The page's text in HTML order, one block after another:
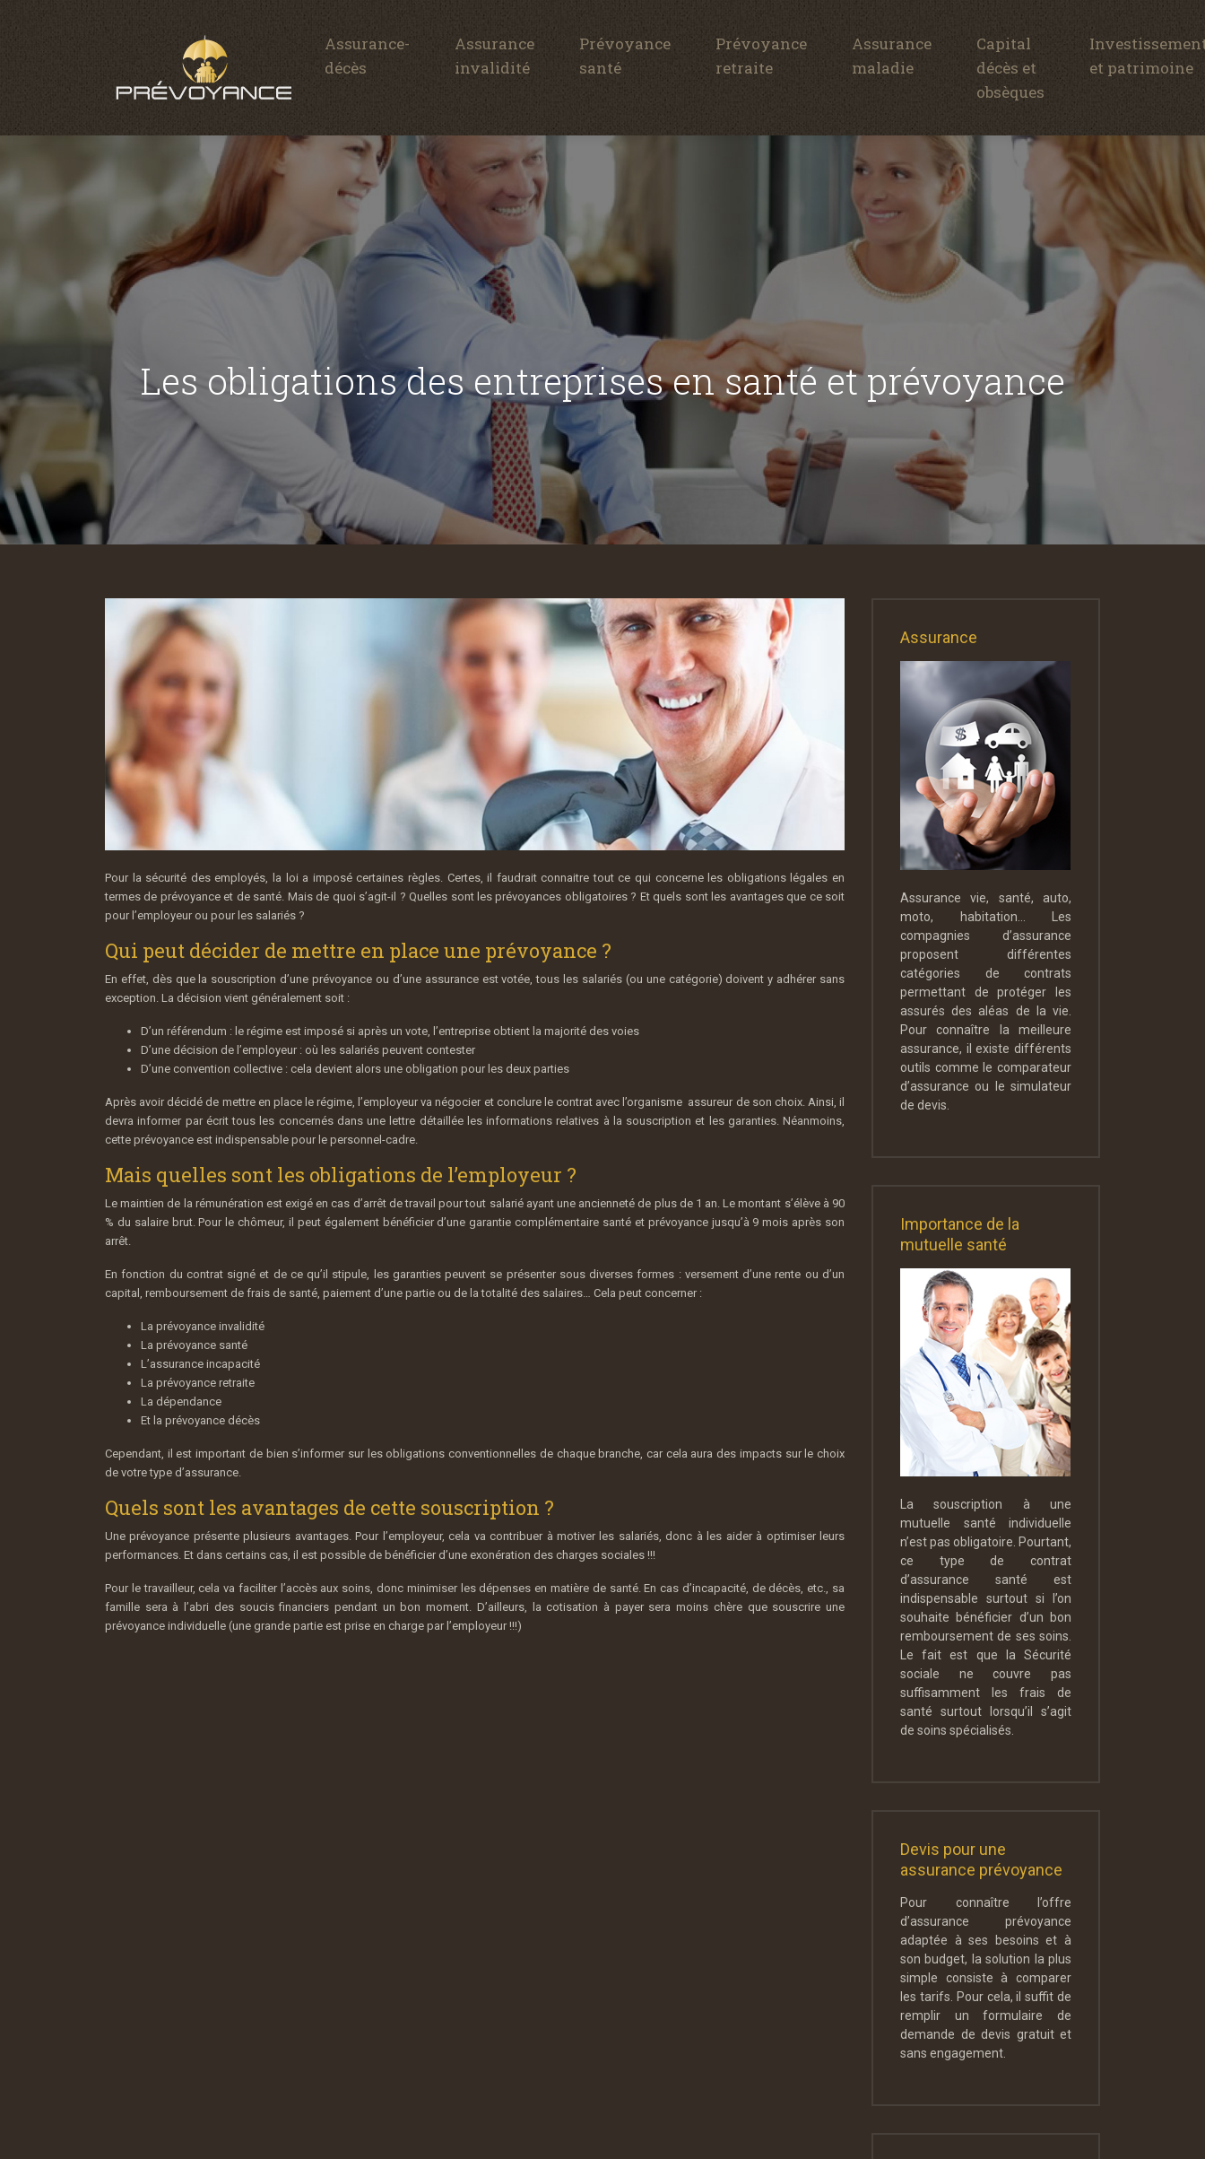
Assurance-
décès
Assurance
invalidité
Prévoyance
santé
Prévoyance
retraite
Assurance
maladie
Capital
décès et
obsèques
et patrimoine
Les obligations des entreprises en santé et prévoyance
Pour la sécurité des employés, la loi a imposé certaines règles. Certes, il faudrait connaitre tout ce qui concerne les obligations légales en
termes de prévoyance et de santé. Mais de quoi s’agit-il ? Quelles sont les prévoyances obligatoires ? Et quels sont les avantages que ce soit
pour l’employeur ou pour les salariés ?
Qui peut décider de mettre en place une prévoyance ?
En effet, dès que la souscription d’une prévoyance ou d’une assurance est votée, tous les salariés (ou une catégorie) doivent y adhérer sans
exception. La décision vient généralement soit :
D’un référendum : le régime est imposé si après un vote, l’entreprise obtient la majorité des voies
D’une décision de l’employeur : où les salariés peuvent contester
D’une convention collective : cela devient alors une obligation pour les deux parties
Après avoir décidé de mettre en place le régime, l’employeur va négocier et conclure le contrat avec l’organisme assureur de son choix. Ainsi, il
devra informer par écrit tous les concernés dans une lettre détaillée les informations relatives à la souscription et les garanties. Néanmoins,
cette prévoyance est indispensable pour le personnel-cadre.
Mais quelles sont les obligations de l’employeur ?
Le maintien de la rémunération est exigé en cas d’arrêt de travail pour tout salarié ayant une ancienneté de plus de 1 an. Le montant s’élève à 90
% du salaire brut. Pour le chômeur, il peut également bénéficier d’une garantie complémentaire santé et prévoyance jusqu’à 9 mois après son
arrêt.
En fonction du contrat signé et de ce qu’il stipule, les garanties peuvent se présenter sous diverses formes : versement d’une rente ou d’un
capital, remboursement de frais de santé, paiement d’une partie ou de la totalité des salaires… Cela peut concerner :
La prévoyance invalidité
La prévoyance santé
L’assurance incapacité
La prévoyance retraite
La dépendance
Et la prévoyance décès
Cependant, il est important de bien s’informer sur les obligations conventionnelles de chaque branche, car cela aura des impacts sur le choix
de votre type d’assurance.
Quels sont les avantages de cette souscription ?
Une prévoyance présente plusieurs avantages. Pour l’employeur, cela va contribuer à motiver les salariés, donc à les aider à optimiser leurs
performances. Et dans certains cas, il est possible de bénéficier d’une exonération des charges sociales !!!
Pour le travailleur, cela va faciliter l’accès aux soins, donc minimiser les dépenses en matière de santé. En cas d’incapacité, de décès, etc., sa
famille sera à l’abri des soucis financiers pendant un bon moment. D’ailleurs, la cotisation à payer sera moins chère que souscrire une
prévoyance individuelle (une grande partie est prise en charge par l’employeur !!!)
Assurance
Assurance vie, santé, auto,
moto, habitation… Les
compagnies d’assurance
proposent différentes
catégories de contrats
permettant de protéger les
assurés des aléas de la vie.
Pour connaître la meilleure
assurance, il existe différents
outils comme le comparateur
d’assurance ou le simulateur
de devis.
Importance de la
mutuelle santé
La souscription à une
mutuelle santé individuelle
n’est pas obligatoire. Pourtant,
ce type de contrat
d’assurance santé est
indispensable surtout si l’on
souhaite bénéficier d’un bon
remboursement de ses soins.
Le fait est que la Sécurité
sociale ne couvre pas
suffisamment les frais de
santé surtout lorsqu’il s’agit
de soins spécialisés.
Devis pour une
assurance prévoyance
Pour connaître l’offre
d’assurance prévoyance
adaptée à ses besoins et à
son budget, la solution la plus
simple consiste à comparer
les tarifs. Pour cela, il suffit de
remplir un formulaire de
demande de devis gratuit et
sans engagement.